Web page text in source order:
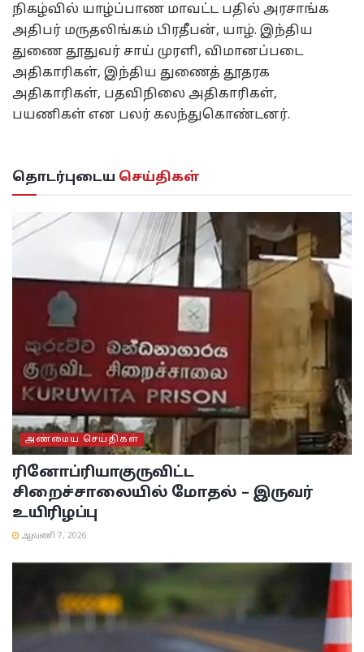
நிகழ்வில் யாழ்ப்பாண மாவட்ட பதில் அரசாங்க
அதிபர் மருதலிங்கம் பிரதீபன், யாழ். இந்திய
துணை தூதுவர் சாய் முரளி, விமானப்படை
அதிகாரிகள், இந்திய துணைத் தூதரக
அதிகாரிகள், பதவிநிலை அதிகாரிகள்,
பயணிகள் என பலர் கலந்துகொண்டனர்.
தொடர்புடைய செய்திகள்
அண்மைய செய்திகள்
ரினோப்ரியாகுருவிட்ட
சிறைச்சாலையில் மோதல் – இருவர்
உயிரிழப்பு
ஆவணி 7, 2026